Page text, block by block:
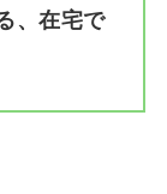
、在宅で